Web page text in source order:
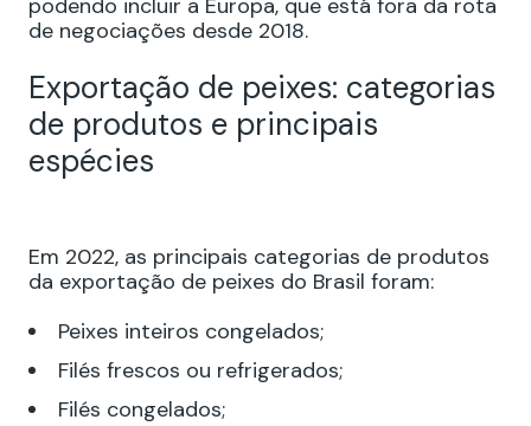
podendo incluir a Europa, que está fora da rota
de negociações desde 2018.
Exportação de peixes: categorias
de produtos e principais
espécies
Em 2022, as principais categorias de produtos
da exportação de peixes do Brasil foram:
Peixes inteiros congelados;
Filés frescos ou refrigerados;
Filés congelados;